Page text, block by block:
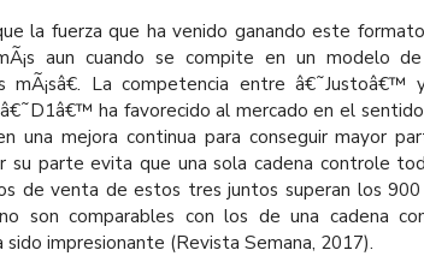
la fuerza que ha venido ganando este
aun cuando se compite en un modelo
mÃ¡sâ€. La competencia entre â€˜Justoâ€™
ha favorecido al mercado en el
una mejora continua para conseguir mayor
su parte evita que una sola cadena controle
de venta de estos tres juntos superan los
son comparables con los de una cadena
sido impresionante (Revista Semana, 2017).